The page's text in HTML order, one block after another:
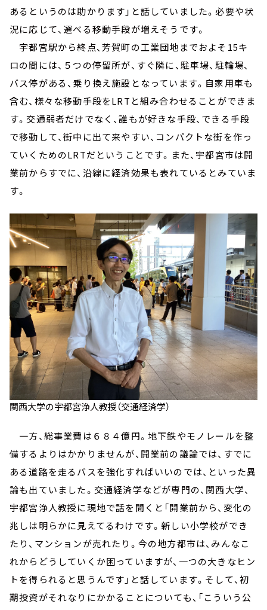
あるというのは助かります」と話していました。必要や状
況に応じて、選べる移動手段が増えそうです。
宇都宮駅から終点、芳賀町の工業団地までおよそ15キ
ロの間には、５つの停留所が、すぐ隣に、駐車場、駐輪場、
バス停がある、乗り換え施設となっています。自家用車も
含む、様々な移動手段をLRTと組み合わせることができま
す。交通弱者だけでなく、誰もが好きな手段、できる手段
で移動して、街中に出て来やすい、コンパクトな街を作っ
ていくためのLRTだということです。また、宇都宮市は開
業前からすでに、沿線に経済効果も表れているとみていま
す。
関西大学の宇都宮浄人教授（交通経済学）
一方、総事業費は６８４億円。地下鉄やモノレールを整
備するよりはかかりませんが、開業前の議論では、すでに
ある道路を走るバスを強化すればいいのでは、といった異
論も出ていました。交通経済学などが専門の、関西大学、
宇都宮浄人教授に現地で話を聞くと「開業前から、変化の
兆しは明らかに見えてるわけです。新しい小学校ができ
たり、マンションが売れたり。今の地方都市は、みんなこ
れからどうしていくか困っていますが、一つの大きなヒン
トを得られると思うんです」と話しています。そして、初
期投資がそれなりにかかることについても、「こういう公